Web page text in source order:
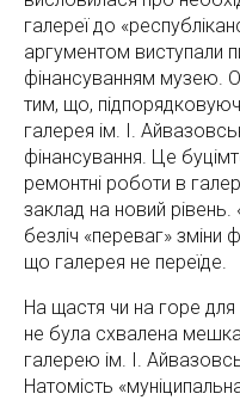
галереї до
аргументом виступали
фінансуванням музею.
тим, що,
галерея ім. І.
фінансування. Це
ремонтні роботи в
заклад на новий
безліч «переваг»
що галерея не переїде.
На щастя чи на горе
не була схвалена
галерею ім. І.
Натомість